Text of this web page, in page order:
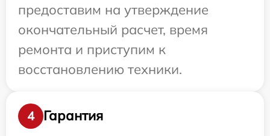
предоставим на утверждение
окончательный расчет, время
ремонта и приступим к
восстановлению техники.
4
Гарантия